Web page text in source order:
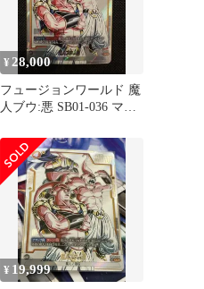
¥ 28,000
フュージョンワールド 魔
人ブウ:悪 SB01-036 マン
¥ 19,999